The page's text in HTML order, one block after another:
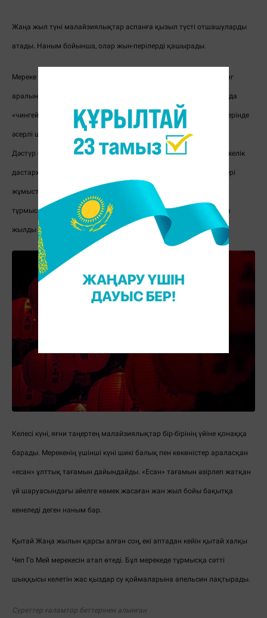
Жаңа жыл түні малайзиялықтар аспанға қызыл түсті отшашуларды
атады. Наным бойынша, олар жын-перілерді қашырады.
Мереке күндері Малайзия елінің түкпір-түкпірінде, әсіресе Пинанг
аралында «чингей» байқауы өткізіледі. Малай тілінен аударғанда
«чингей» сөзі «нағыз өнер» деген мағына береді. Пинанг көшелерінде
әсерлі шерулер өтеді.
Дәстүр бойынша Қытай Жаңа жылында отбасы мүшелері мерекелік
дастархан басына жиналады. Еңбекқор қытай халқы бұл күндері
жұмысты ұмытып, ата-аналарының үйіне қонаққа барады. Ал
тұрмысқа шыққан келіншектер жолдасының үйіне барып, Жаңа
жылды қайын жұртымен бірге қарсы алады.
Келесі күні, яғни таңертең малайзиялықтар бір-бірінің үйіне қонаққа
барады. Мерекенің үшінші күні шикі балық пен көкөністер араласқан
«есан» ұлттық тағамын дайындайды. «Есан» тағамын әзірлеп жатқан
үй шаруасындағы әйелге көмек жасаған жан жыл бойы бақытқа
кенеледі деген наным бар.
Қытай Жаңа жылын қарсы алған соң, екі аптадан кейін қытай халқы
Чеп Го Мей мерекесін атап өтеді. Бұл мерекеде тұрмысқа сәтті
шыққысы келетін жас қыздар су қоймаларына апельсин лақтырады.
Суреттер ғаламтор беттерінен алынған